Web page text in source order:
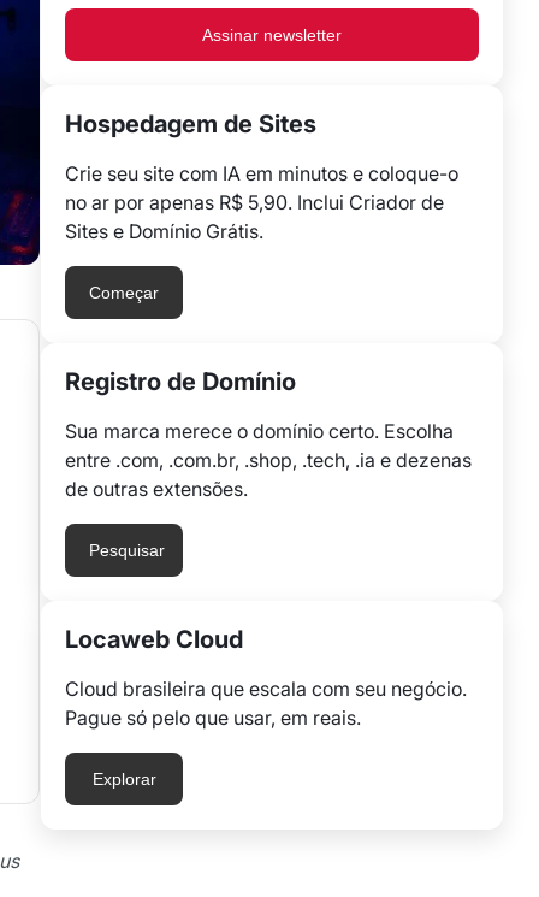
Assinar newsletter
Hospedagem de Sites
Crie seu site com IA em minutos e coloque-o
no ar por apenas R$ 5,90. Inclui Criador de
Sites e Domínio Grátis.
Começar
Registro de Domínio
Sua marca merece o domínio certo. Escolha
entre .com, .com.br, .shop, .tech, .ia e dezenas
de outras extensões.
Pesquisar
Locaweb Cloud
Cloud brasileira que escala com seu negócio.
Pague só pelo que usar, em reais.
Explorar